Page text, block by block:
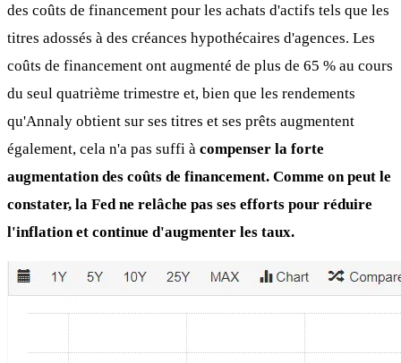
des coûts de financement pour les achats d'actifs tels que les
titres adossés à des créances hypothécaires d'agences. Les
coûts de financement ont augmenté de plus de 65 % au cours
du seul quatrième trimestre et, bien que les rendements
qu'Annaly obtient sur ses titres et ses prêts augmentent
également, cela n'a pas suffi à compenser la forte
augmentation des coûts de financement. Comme on peut le
constater, la Fed ne relâche pas ses efforts pour réduire
l'inflation et continue d'augmenter les taux.